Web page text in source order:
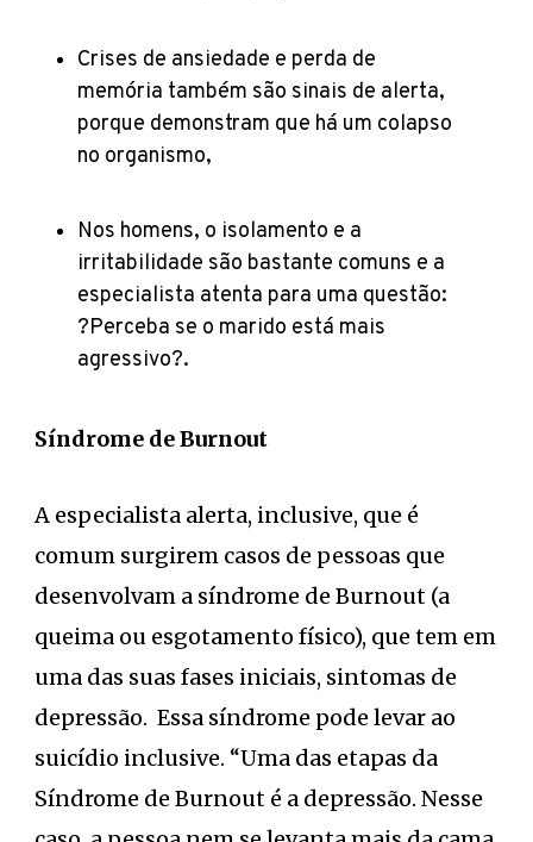
Crises de ansiedade e perda de
memória também são sinais de alerta,
porque demonstram que há um colapso
no organismo,
Nos homens, o isolamento e a
irritabilidade são bastante comuns e a
especialista atenta para uma questão:
?Perceba se o marido está mais
agressivo?.
Síndrome de Burnout
A especialista alerta, inclusive, que é
comum surgirem casos de pessoas que
desenvolvam a síndrome de Burnout (a
queima ou esgotamento físico), que tem em
uma das suas fases iniciais, sintomas de
depressão. Essa síndrome pode levar ao
suicídio inclusive. “Uma das etapas da
Síndrome de Burnout é a depressão. Nesse